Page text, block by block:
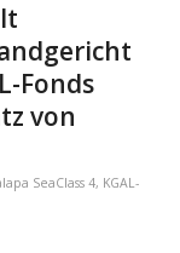
Fonds
von
SeaClass 4, KGAL-